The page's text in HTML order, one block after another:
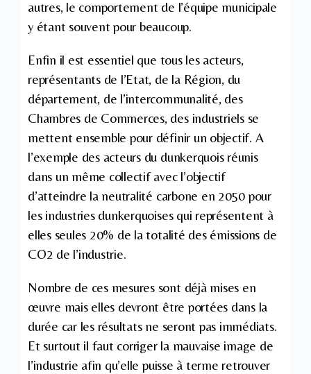
autres, le comportement de l’équipe municipale
y étant souvent pour beaucoup.
Enfin il est essentiel que tous les acteurs,
représentants de l’Etat, de la Région, du
département, de l’intercommunalité, des
Chambres de Commerces, des industriels se
mettent ensemble pour définir un objectif. A
l’exemple des acteurs du dunkerquois réunis
dans un même collectif avec l’objectif
d’atteindre la neutralité carbone en 2050 pour
les industries dunkerquoises qui représentent à
elles seules 20% de la totalité des émissions de
CO2 de l’industrie.
Nombre de ces mesures sont déjà mises en
œuvre mais elles devront être portées dans la
durée car les résultats ne seront pas immédiats.
Et surtout il faut corriger la mauvaise image de
l’industrie afin qu’elle puisse à terme retrouver